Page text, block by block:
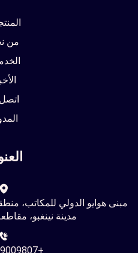
من
اتصل
مبنى هوايو الدولي للمكاتب،
مدينة نينغبو،
+86-19329009807